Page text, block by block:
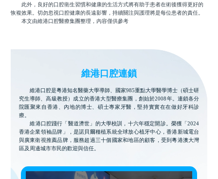
此外，良好的口腔衛生習慣和健康的生活方式將有助于患者在術後獲得更好的
恢複效果。切勿忽視口腔健康的長遠影響，持續關注與護理將是每位患者的責任。
本文由維港口腔醫療集團整理，內容僅供參考
維港口腔連鎖
維港口腔是粵港知名醫藥大學導師、國家985重點大學醫學博士（碩士研
究生導師、高級教授）成立的香港大型醫療集團，創始於2008年。連鎖各分
院匯聚來自香港、內地的博士、碩士專家牙醫，堅持實實在在做好牙科診
療。
維港口腔踐行「醫道濟世」的大學校訓，十六年穩定開診。榮獲「2024
香港企業領袖品牌」，是諾貝爾種植系統全球放心植牙中心，香港新城電台
與廣東衛視推薦品牌，服務超過三十個國家和地區的顧客，受到粵港澳大灣
區及周邊城市市民的歡迎與信任。